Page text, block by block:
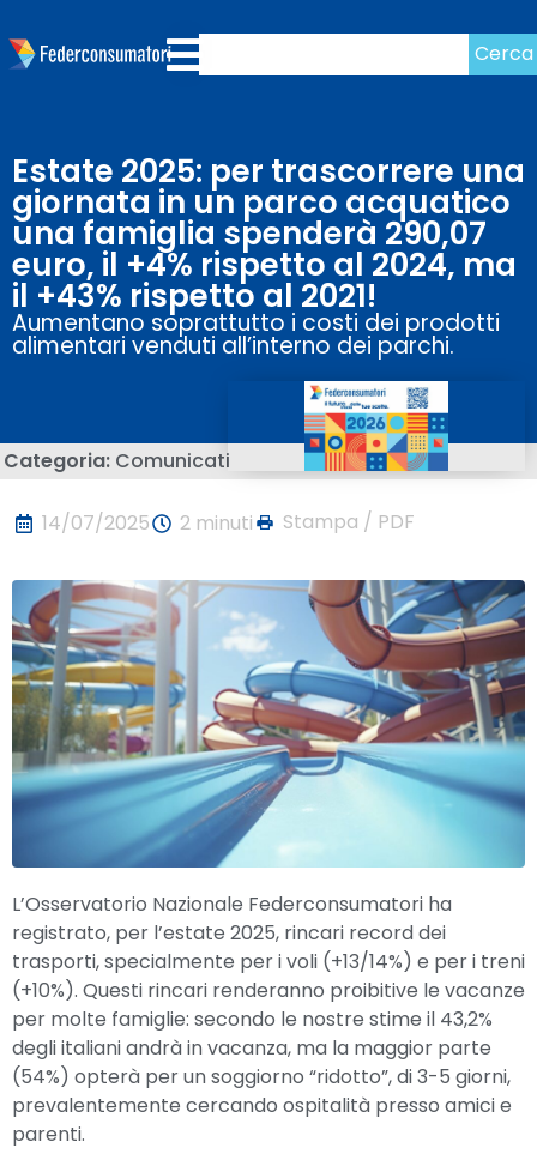
Cerca
Estate 2025: per trascorrere una
giornata in un parco acquatico
una famiglia spenderà 290,07
euro, il +4% rispetto al 2024, ma
il +43% rispetto al 2021!
Aumentano soprattutto i costi dei prodotti
alimentari venduti all’interno dei parchi.
Categoria: Comunicati
14/07/2025 2 minuti Stampa / PDF
L’Osservatorio Nazionale Federconsumatori ha
registrato, per l’estate 2025, rincari record dei
trasporti, specialmente per i voli (+13/14%) e per i treni
(+10%). Questi rincari renderanno proibitive le vacanze
per molte famiglie: secondo le nostre stime il 43,2%
degli italiani andrà in vacanza, ma la maggior parte
(54%) opterà per un soggiorno “ridotto”, di 3-5 giorni,
prevalentemente cercando ospitalità presso amici e
parenti.